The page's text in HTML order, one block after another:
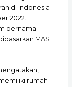
di Indonesia
2022.
bernama
MAS
rumah